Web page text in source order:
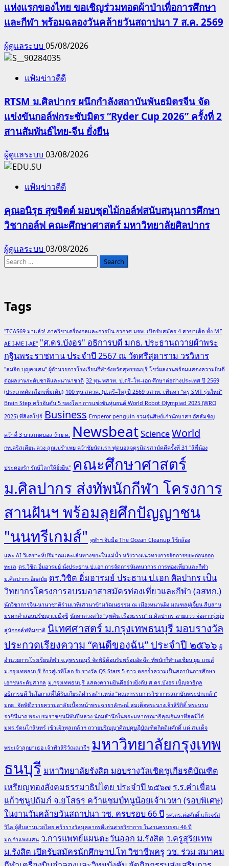
แห่งแรกของไทย ขอเชิญร่วมทอดผ้าป่าเพื่อการศึกษา
และกีฬา พร้อมฉลองวันคล้ายวันสถาปนา 7 ส.ค. 2569
ผู้ดูแลระบบ 05/08/2026
แฟ้มข่าวดีดี
RTSM ม.ศิลปากร ผนึกกำลังสถาบันพันธมิตรจีน จัด
แข่งขันกอล์ฟกระชับมิตร “Ryder Cup 2026” ครั้งที่ 2
สานสัมพันธ์ไทย-จีน ยั่งยืน
ผู้ดูแลระบบ 03/08/2026
แฟ้มข่าวดีดี
คุณอนิรุธ สุขจิตต์ มอบชุดไม้กอล์ฟสนับสนุนการศึกษา
วิชากอล์ฟ คณะศึกษาศาสตร์ มหาวิทยาลัยศิลปากร
ผู้ดูแลระบบ 03/08/2026
Search
Tags
"TCAS69 มาแล้ว! ภาควิชาเครื่องกลและการบิน-อวกาศ มจพ. เปิดรับสมัคร 4 สาขาเด็ด ทั้ง ME
AE I-ME I-AE" "ศ.ดร.บังอร" อธิการบดี มกธ. ประธานถวายผ้าพระ
กฐินพระราชทาน ประจำปี 2567 ณ วัดศรีสุดาราม วรวิหาร
"สมจิต บุญคงเสน" ผู้อำนวยการโรงเรียนกีฬาจังหวัดสุพรรณบุรี โชว์ผลงานพร้อมแสดงความยินดี
ต่อผลงานระดับชาติและนานาชาติ 32 ทุน พสวท. ป.ตรี–โท–เอก ศึกษาต่อต่างประเทศ ปี 2569
(ประเภทคัดเลือกเพิ่มเติม) 100 ทุน สควค. (ป.ตรี–โท) ปี 2569 สสวท. เฟ้นหา “ครู SMT รุ่นใหม่”
Brain Step คว้าอันดับ 5 ของโลก การแข่งขันหุ่นยนต์ World Robot Olympiad 2025 (WRO
2025) ที่สิงคโปร์ Business Emperor penguin รวมรุ่นศิษย์เก่านักบาสฯ อัสสัมชัญ
คว้าที่ 3 บาสเกตบอล ถ้วย ค. NewsbeatScienceWorld
กท.คริสเตียน ควง ลูกแม่รำเพย คว้าชัยนัดแรก ฟุตบอลจตุรมิตรสามัคคีครั้งที่ 31 "สี่พี่น้อง
ประคองรัก รักษ์โลกให้ยั่งยืน" คณะศึกษาศาสตร์
ม.ศิลปากร ส่งทัพนักกีฬา โครงการ
สานฝันฯ พร้อมลุยศึกปัญญาชน
"นนทรีเกมส์" จุฬาฯ จับมือ The Ocean Cleanup ใช้กล้อง
และ AI วิเคราะห์ปริมาณและเส้นทางขยะในแม่น้ำ หวังวางแนวทางการจัดการขยะก่อนออก
ทะเล ดร.วิชิต อิ่มอารมย์ นั่งประธาน ป.เอก การจัดการนันทนาการ การท่องเที่ยวและกีฬา
ม.ศิลปากร อีกสมัย ดร.วิชิต อิ่มอารมย์ ประธาน ป.เอก ศิลปากร เป็น
วิทยากรโครงการอบรมอาสาสมัครท่องเที่ยวและกีฬา (อสทก.)
นักวิชาการจีน-นานาชาติร่วมเวทีเสวนาข้ามวัฒนธรรม ณ เมืองหนานผิง มณฑลฝูเจี้ยน สืบสาน
มรดกคำสอนปรัชญาเมธีจูซี นักหวดวงสวิง "สุพศิน เรืองธรรม" ม.ศิลปากร ฉายแวว จ่อดาวรุ่งมุ่ง
สู่นักกอล์ฟทีมชาติ นิเทศศาสตร์ ม.กรุงเทพธนบุรี มอบรางวัล
ประกวดเรียงความ “คนดีของฉัน” ประจำปี ๒๕๖๖ ผู้
อำนวยการโรงเรียนกีฬา จ.สุพรรณบุรี จัดพิธีต้อนรับพร้อมอัดฉีด ทัพนักกีฬาเอเชียน ยูธ เกมส์
ม.กรุงเทพธนบุรี ก้าวสู่เวทีโลก รับรางวัล QS Stars 5 ดาว ตอกย้ำความเป็นสถาบันการศึกษา
เอกชนระดับสากล ม.กรุงเทพธนบุรี แสดงความยินดีอย่างยิ่งกับ ศ.ดร.บังอร เบ็ญจาธิกุล
อธิการบดี ในโอกาสที่ได้รับเกียรติดำรงตำแหน่ง “คณะกรรมการวิชาการสถาบันพระปกเกล้า”
มกธ. จัดพิธีถวายความอาลัยเบื้องหน้าพระฉายาลักษณ์ สมเด็จพระนางเจ้าสิริกิติ์ พระบรม
ราชินีนาถ พระบรมราชชนนีพันปีหลวง น้อมสำนึกในพระมหากรุณาธิคุณอันหาที่สุดมิได้
มทร.รัตนโกสินทร์ เข้าเฝ้าทูลเกล้าฯ ถวายปริญญาศิลปดุษฎีบัณฑิตกิตติมศักดิ์ แด่ สมเด็จ
พระเจ้าลูกยาเธอ เจ้าฟ้าสิริวัณณวรีฯ มหาวิทยาลัยกรุงเทพ
ธนบุรี มหาวิทยาลัยรังสิต มอบรางวัลเชิดชูเกียรติบัณฑิต
เหรียญทองสังคมธรรมาธิปไตย ประจำปี ๒๕๖๗ ร.ร.คำเขื่อน
แก้วชนูปถัมภ์ จ.ยโสธร คว้าแชมป์หนูน้อยเจ้าเวหา (รอบพิเศษ)
ในงานวันคล้ายวันสถาปนา วช. ครบรอบ 66 ปี รศ.ดร.ต่อศักดิ์ แก้วจรัส
วิไล ผู้สืบสานมวยไทย คว้ารางวัลบุคลากรดีเด่นสายวิชาการ ในงานครบรอบ 46 ปี
มก.กำแพงแสน ว.การแพทย์แผนตะวันออก ม.รังสิต ว.ครูสุริยเทพ
ม.รังสิต เปิดรับสมัครนักศึกษาป.โท วิชาชีพครู วช. ร่วม สมาคม